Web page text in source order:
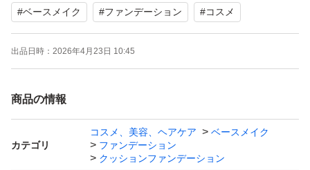
SPF30 PA++で、Mask Shield Soft Glow Coverageの通常
18 g / 0.63 oz.
21N IVORY
よろしくお願いいたします。
#ベースメイク #ファンデーション #コスメ
出品日時： 2026年4月23日 10:45
商品の情報
カテゴリ
コスメ、美容、ヘアケア
ベースメイク
ファンデーション
クッションファンデーション